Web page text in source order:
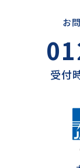
お
受付